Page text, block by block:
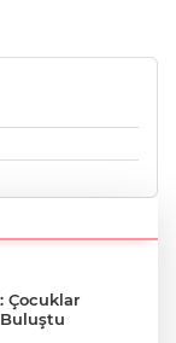
Çocuklar
Buluştu